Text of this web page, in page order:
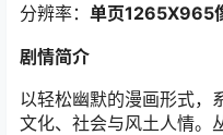
分辨率： 单页1265X965
剧情简介
以轻松幽默的漫画形式，
文化、社会与风土人情。